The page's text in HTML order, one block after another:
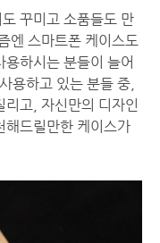
꾸미고 소품들도 만
엔 스마트폰 케이스도
하시는 분들이 늘어
용하고 있는 분들 중,
고, 자신만의 디자인
해드릴만한 케이스가